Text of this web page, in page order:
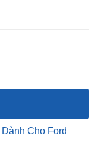
Cho Ford